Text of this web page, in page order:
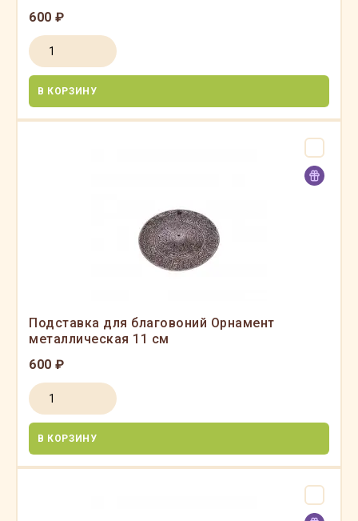
600 ₽
В КОРЗИНУ
Подставка для благовоний Орнамент
металлическая 11 см
600 ₽
В КОРЗИНУ